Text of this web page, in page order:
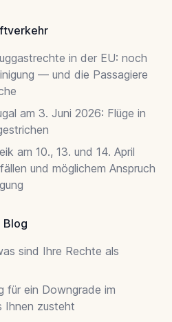
in der EU: noch
— und die Passagiere
am 3. Juni 2026: Flüge in
am 10., 13. und 14. April
und möglichem Anspruch
Blog
sind Ihre Rechte als
für ein Downgrade im
Ihnen zusteht